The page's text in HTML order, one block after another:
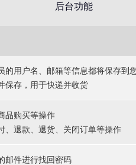
后台功能
的用户名、邮箱等信息都将保存到
保存，用于快递并收货
品购买等操作
、退款、退货、关闭订单等操作
邮件进行找回密码